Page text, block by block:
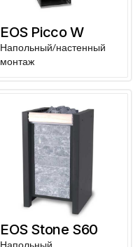
EOS Picco W
Напольный/настенный
монтаж
EOS Stone S60